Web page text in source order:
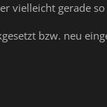
vielleicht gerade
bzw. neu